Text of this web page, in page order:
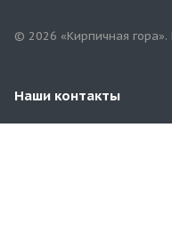
© 2026 «Кирпичная
Наши контакты
8(353)258-00-81